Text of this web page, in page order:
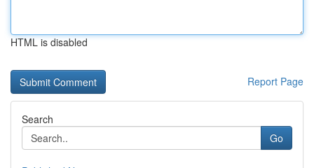
HTML is disabled
Report Page
Search
Go